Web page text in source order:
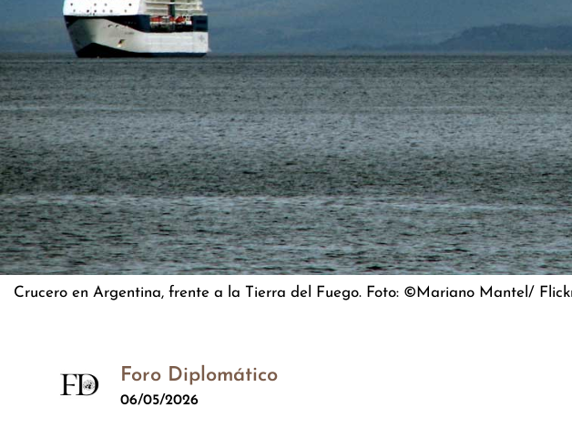
Crucero en Argentina, frente a la Tierra del Fuego. Foto: ©Mariano Mantel/
Foro Diplomático
06/05/2026